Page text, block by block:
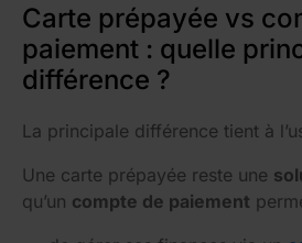
Carte prépayée vs
paiement : quelle
différence ?
La principale différence tient à
Une carte prépayée reste une
qu’un compte de paiement